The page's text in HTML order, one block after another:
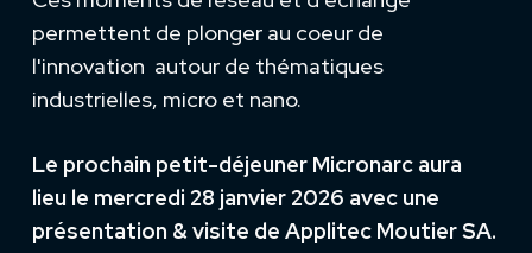
permettent de plonger au coeur de
l'innovation autour de thématiques
industrielles, micro et nano.
Le prochain petit-déjeuner Micronarc aura
lieu le mercredi 28 janvier 2026 avec une
présentation & visite de Applitec Moutier SA.